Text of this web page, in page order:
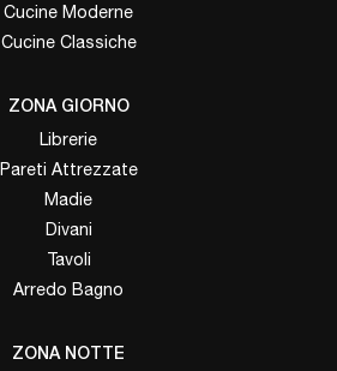
Cucine Moderne
Cucine Classiche
ZONA GIORNO
Librerie
Pareti Attrezzate
Madie
Divani
Tavoli
Arredo Bagno
ZONA NOTTE